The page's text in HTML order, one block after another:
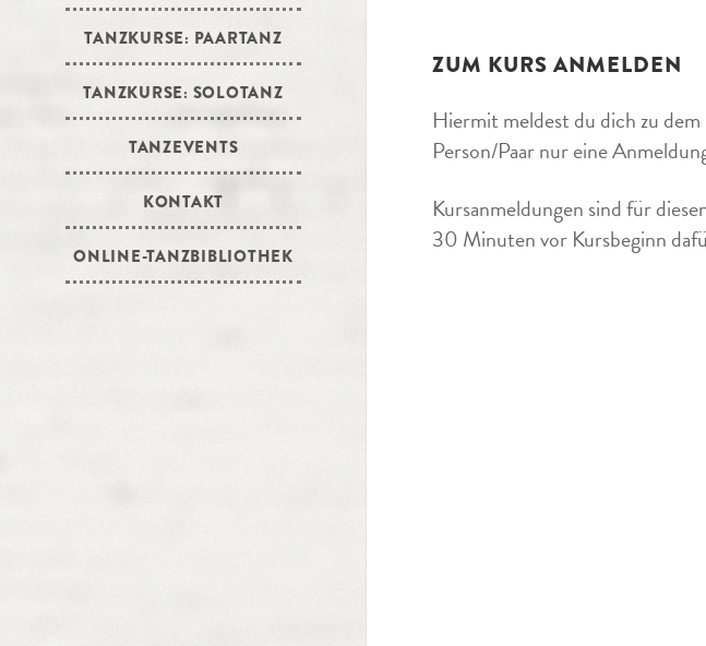
TANZKURSE: PAARTANZ
TANZKURSE: SOLOTANZ
TANZEVENTS
KONTAKT
ONLINE-TANZBIBLIOTHEK
ZUM KURS ANMELDEN
Hiermit meldest du dich zu dem
Person/Paar nur eine
Kursanmeldungen sind für
30 Minuten vor Kursbeginn